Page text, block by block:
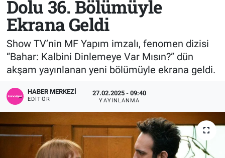
Dolu 36. Bölümüyle
Ekrana Geldi
Show TV’nin MF Yapım imzalı, fenomen dizisi
“Bahar: Kalbini Dinlemeye Var Mısın?” dün
akşam yayınlanan yeni bölümüyle ekrana geldi.
HABER MERKEZI
EDITÖR
27.02.2025 - 09:40
YAYINLANMA
Spor
Teknoloji
Tv Medya
KÜLTÜR SANAT